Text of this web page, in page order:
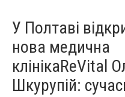
У Полтаві
нова медична
клінікаReVital
Шкурупій: